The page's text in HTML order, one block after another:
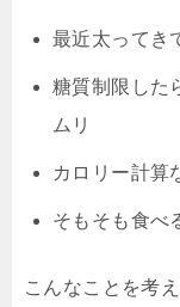
最近太ってき
糖質制限した
ムリ
カロリー計算
そもそも食べ
こんなことを考